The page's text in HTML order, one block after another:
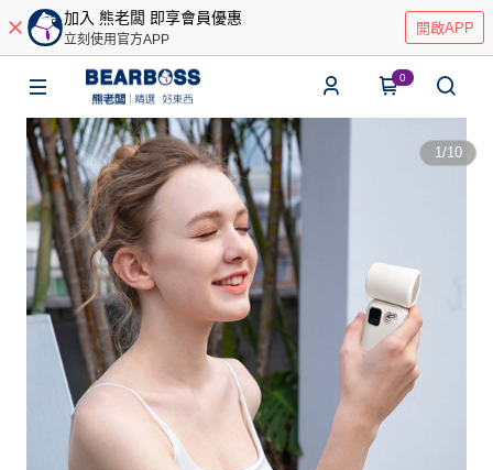
加入 熊老闆 即享會員優惠
立刻使用官方APP
開啟APP
0
1/10